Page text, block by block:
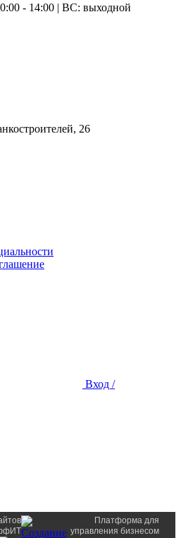
- 14:00 | ВС: выходной
26
Вход /
Платформа для
управления бизнесом